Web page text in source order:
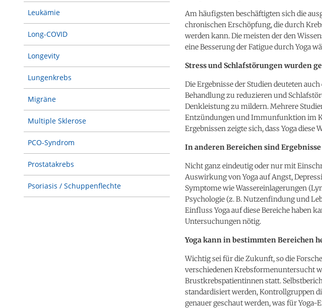
Leukämie
Long-COVID
Longevity
Lungenkrebs
Migräne
Multiple Sklerose
PCO-Syndrom
Prostatakrebs
Psoriasis / Schuppenflechte
Am häufigsten beschäftigten sich die
chronischen Erschöpfung, die durch
werden kann. Die meisten der den
eine Besserung der Fatigue durch Yoga
Stress und Schlafstörungen wurden
Die Ergebnisse der Studien deuteten
Behandlung zu reduzieren und
Denkleistung zu mildern. Mehrere
Entzündungen und Immunfunktion im
Ergebnissen zeigte sich, dass Yoga diese
In anderen Bereichen sind
Nicht ganz eindeutig oder nur mit
Auswirkung von Yoga auf Angst,
Symptome wie Wassereinlagerungen
Psychologie (z. B. Nutzenfindung und
Einfluss Yoga auf diese Bereiche haben
Untersuchungen nötig.
Yoga kann in bestimmten Bereichen
Wichtig sei für die Zukunft, so die
verschiedenen Krebsformenuntersucht
Brustkrebspatientinnen statt.
standardisiert werden, Kontrollgruppen
genauer geschaut werden, was für